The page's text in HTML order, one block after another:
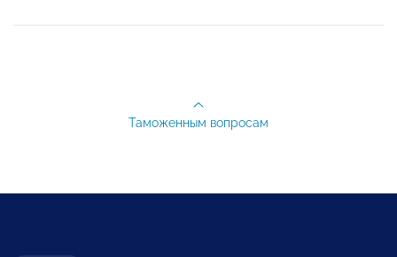
Таможенным вопросам